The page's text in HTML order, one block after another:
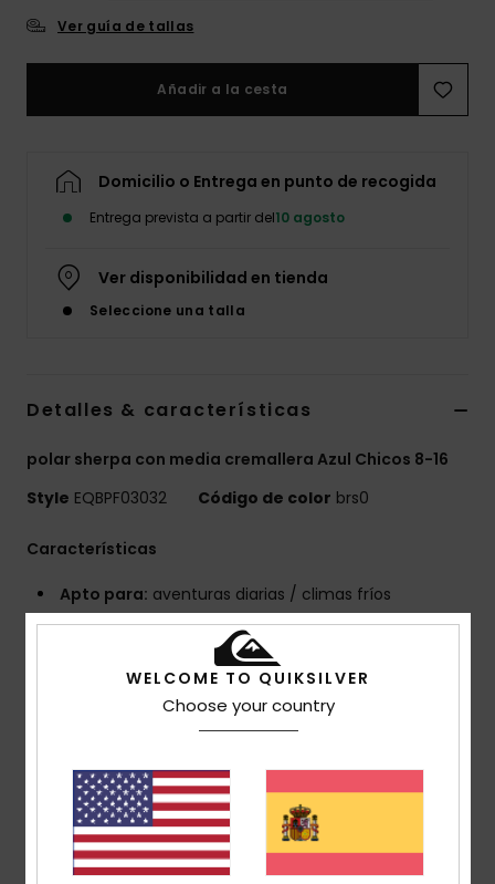
Ver guía de tallas
Añadir a la cesta
Domicilio o Entrega en punto de recogida
Entrega prevista a partir del10 agosto
Ver disponibilidad en tienda
Seleccione una talla
Detalles & características
polar sherpa con media cremallera Azul Chicos 8-16
Style EQBPF03032 Código de color brs0
Características
Apto para: aventuras diarias / climas fríos
VENTAJAS
Tecnología WarmFlight® para mayor retención
térmica con alta transpirabilidad
Confeccionado con un 90% de fibras de poliéster
plástico
Tejido:exterior de forro polar cepillado, micro-polar,
70% poliéster reciclado Jiaren, 30% poliéster reciclado,
[230 g/m2]
WELCOME TO QUIKSILVER
Choose your country